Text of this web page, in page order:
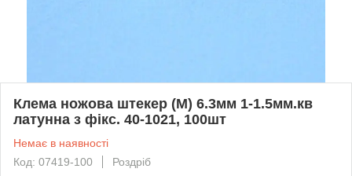
Клема ножова штекер (M) 6.3мм 1-1.5мм.кв
латунна з фікс. 40-1021, 100шт
Немає в наявності
Код: 07419-100
Роздріб